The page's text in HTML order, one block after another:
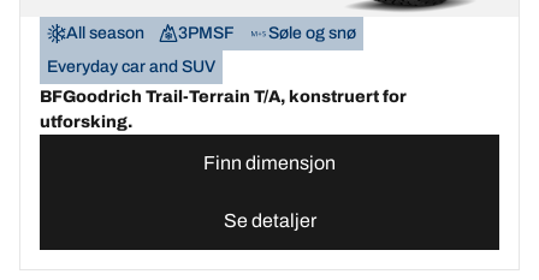
All season 3PMSF
Søle og snø
Everyday car and SUV
BFGoodrich Trail-Terrain T/A, konstruert for
utforsking.
Finn dimensjon
Se detaljer